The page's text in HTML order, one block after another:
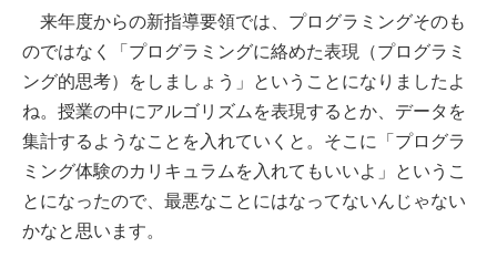
来年度からの新指導要領では、プログラミングそのも
のではなく「プログラミングに絡めた表現（プログラミ
ング的思考）をしましょう」ということになりましたよ
ね。授業の中にアルゴリズムを表現するとか、データを
集計するようなことを入れていくと。そこに「プログラ
ミング体験のカリキュラムを入れてもいいよ」というこ
とになったので、最悪なことにはなってないんじゃない
かなと思います。